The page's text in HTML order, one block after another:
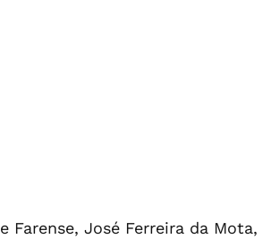
Farense, José Ferreira da Mota,